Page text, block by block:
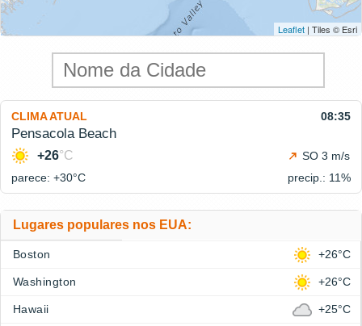
Leaflet | Tiles © Esri
CLIMA ATUAL 08:35
Pensacola Beach
+26°C
SO 3 m/s
parece: +30°C precip.: 11%
Lugares populares nos EUA:
Boston +26°C
Washington +26°C
Hawaii +25°C